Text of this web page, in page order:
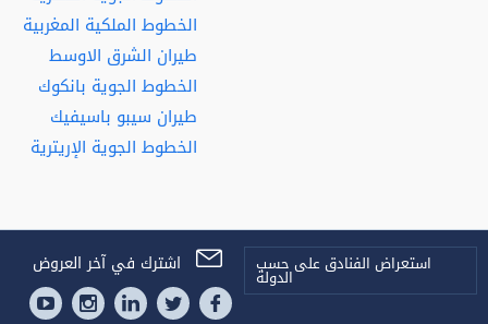
الخطوط الملكية المغربية
طيران الشرق الاوسط
الخطوط الجوية بانكوك
طيران سيبو باسيفيك
الخطوط الجوية الإريترية
اشترك في آخر العروض استعراض الفنادق على حسب
الدولة